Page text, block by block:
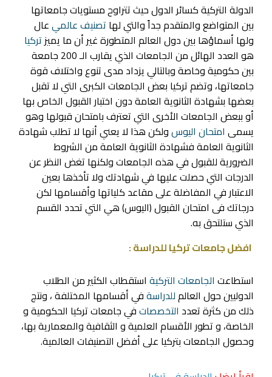
الدولة التركية كسائر الدول حيث تتراوح مستويات جامعاتها
بين المتواضع والمتقدم جداً والتي لها تصنيف عالميعال
ولها أسماؤها بين دول العالم المتطورة غير أن ما يميزتركيا
هو العدد الهائل من الجامعات الذي يقارب الـ 200 جامعة
بين حكومية وخاصة وبالتالي يزداد مدى تنوع واختلاف قوة
جامعاتها، وتضم تركيا بعض الجامعات الكبرى التي لا تقبل
بعضها بشهادة الثانوية العامة دون اختبار القبول الخاص بها
أو ببعض الجامعات الأخرى التي تعترف بامتحان قبولها وهو
يسمى امتحان اليوسولكن هذا لا يعني أنها لا تطلب شهادة
الثانوية العامة فشهادة الثانوية العامة من الشروط
الضرورية للقبول في هذه الجامعات ولكنها تغض النظر عن
الدرجات التي حصلت عليها في شهادتك ولا تأخذها بعين
الاعتبار في المفاضلة على مقاعد كلياتها وأقسامها لكن
درجاتك فى امتحان القبول (اليوس) هي التي تحدد القسم
الذي ستلتحق به.
افضل جامعات تركيا للدراسة :
استطاعت الجامعات التركية استقطاب الكثير من الطلاب
الدوليين حول العالمللدراسةفي أقسامها المختلفة ، ونتج
ذلك من كثرة تعدد التخصصاتفي جامعات تركيا الحكومية و
الخاصة، و تطور الأقسام العلمية و الثقافية والمعمارية بها،
وحصول الجامعات بتركيا على أفضل التصنيفات العالمية.